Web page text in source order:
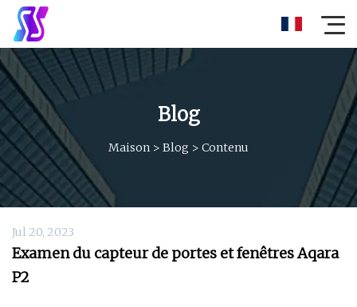
Blog
Maison > Blog > Contenu
Jul 20, 2023
Examen du capteur de portes et fenêtres Aqara
P2